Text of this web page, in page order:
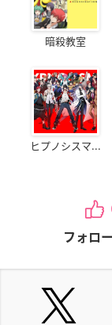
暗殺教室
ヒプノシスマ...
フォロ